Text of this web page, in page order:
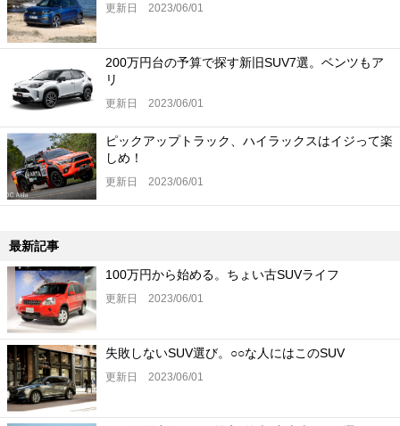
更新日 2023/06/01
200万円台の予算で探す新旧SUV7選。ベンツもア
リ
更新日 2023/06/01
ピックアップトラック、ハイラックスはイジって楽
しめ！
更新日 2023/06/01
最新記事
100万円から始める。ちょい古SUVライフ
更新日 2023/06/01
失敗しないSUV選び。○○な人にはこのSUV
更新日 2023/06/01